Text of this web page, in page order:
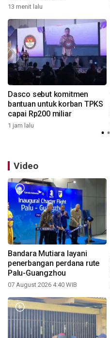
13 menit lalu
Dasco sebut komitmen
bantuan untuk korban TPKS
capai Rp200 miliar
1 jam lalu
Video
Bandara Mutiara layani
penerbangan perdana rute
Palu-Guangzhou
07 August 2026 4:40 WIB